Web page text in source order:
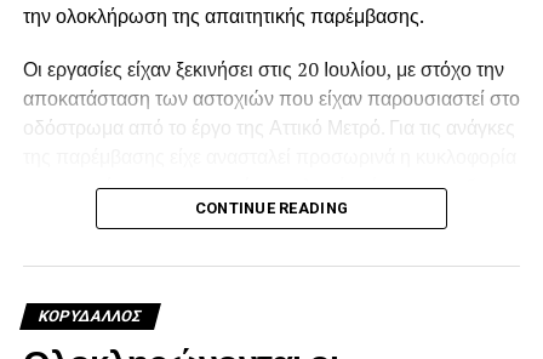
.
.
την ολοκλήρωση της απαιτητικής παρέμβασης.
Οι εργασίες είχαν ξεκινήσει στις 20 Ιουλίου, με στόχο την
αποκατάσταση των αστοχιών που είχαν παρουσιαστεί στο
οδόστρωμα από το έργο της Αττικό Μετρό. Για τις ανάγκες
των οχημάτων περιμετρικά της πλατείας έως και τις 5
Η αποκατάσταση κρίθηκε αναγκαία, καθώς οι εκτεταμένες
φθορές είχαν δημιουργήσει προβλήματα στην ασφαλή και
ομαλή διέλευση των οχημάτων. Καθ’ όλη τη διάρκεια των
CONTINUE READING
ΚΟΡΥΔΑΛΛΟΣ